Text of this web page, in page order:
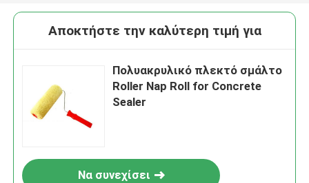
Αποκτήστε την καλύτερη τιμή για
Πολυακρυλικό πλεκτό σμάλτο
Roller Nap Roll for Concrete
Sealer
Να συνεχίσει